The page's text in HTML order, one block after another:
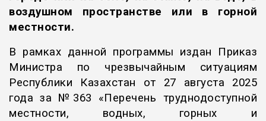
воздушном пространстве или в горной
местности.
В рамках данной программы издан Приказ
Министра по чрезвычайным ситуациям
Республики Казахстан от 27 августа 2025
года за №363 «Перечень труднодоступной
местности, водных, горных и